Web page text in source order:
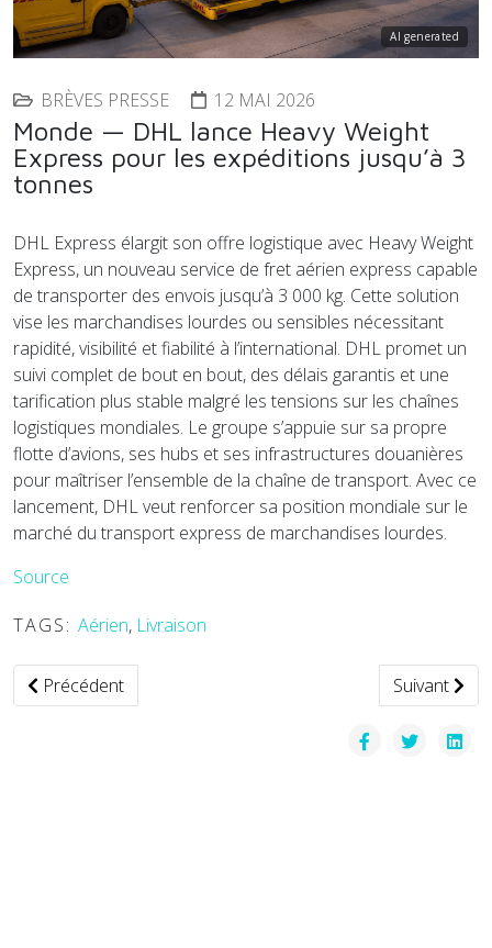
AI generated
BRÈVES PRESSE 12 MAI 2026
Monde — DHL lance Heavy Weight
Express pour les expéditions jusqu’à 3
tonnes
DHL Express élargit son offre logistique avec Heavy Weight
Express, un nouveau service de fret aérien express capable
de transporter des envois jusqu’à 3 000 kg. Cette solution
vise les marchandises lourdes ou sensibles nécessitant
rapidité, visibilité et fiabilité à l’international. DHL promet un
suivi complet de bout en bout, des délais garantis et une
tarification plus stable malgré les tensions sur les chaînes
logistiques mondiales. Le groupe s’appuie sur sa propre
flotte d’avions, ses hubs et ses infrastructures douanières
pour maîtriser l’ensemble de la chaîne de transport. Avec ce
lancement, DHL veut renforcer sa position mondiale sur le
marché du transport express de marchandises lourdes.
Source
TAGS: Aérien, Livraison
Article précédent : Croatie — Verne lance le premier
Précédent Article
Suivant